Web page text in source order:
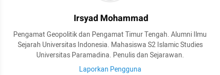
Irsyad Mohammad
Pengamat Geopolitik dan Pengamat Timur Tengah. Alumni Ilmu
Sejarah Universitas Indonesia. Mahasiswa S2 Islamic Studies
Universitas Paramadina. Penulis dan Sejarawan.
Laporkan Pengguna